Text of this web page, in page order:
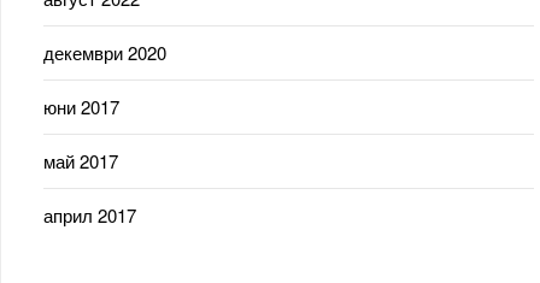
декември 2020
юни 2017
май 2017
април 2017